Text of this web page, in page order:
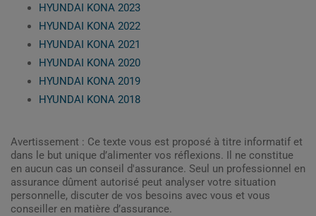
HYUNDAI KONA 2023
HYUNDAI KONA 2022
HYUNDAI KONA 2021
HYUNDAI KONA 2020
HYUNDAI KONA 2019
HYUNDAI KONA 2018
Avertissement : Ce texte vous est proposé à titre informatif et
dans le but unique d’alimenter vos réflexions. Il ne constitue
en aucun cas un conseil d'assurance. Seul un professionnel en
assurance dûment autorisé peut analyser votre situation
personnelle, discuter de vos besoins avec vous et vous
conseiller en matière d’assurance.